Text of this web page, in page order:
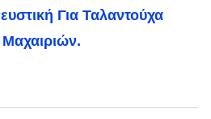
Για Ταλαντούχα